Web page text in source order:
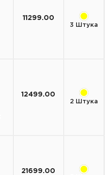
11299.00
3 Штука
12499.00
2 Штука
21699.00